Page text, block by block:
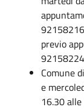
previo
Comune
e
16.30